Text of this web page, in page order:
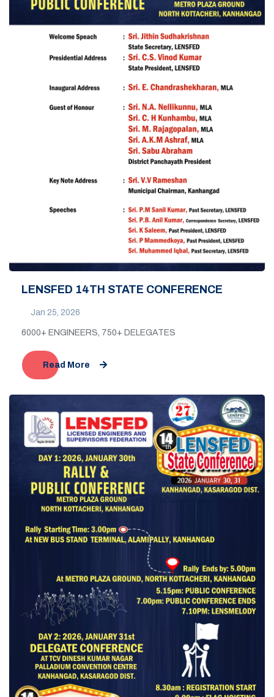
LENSFED 14TH STATE CONFERENCE
Jan 25, 2026
6000+ ENGINEERS, 750+ DELEGATES
Read More